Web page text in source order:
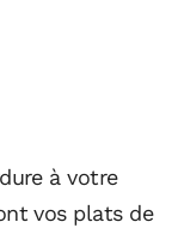
à votre
vos plats de